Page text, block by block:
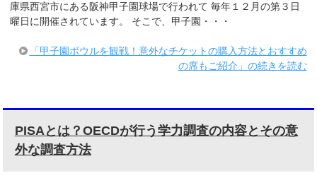
庫県西宮市にある阪神甲子園球場で行われて 毎年１２月の第３日
曜日に開催されています。 そこで、甲子園・・・
「甲子園ボウルを観戦！意外なチケットの購入方法とおすすめ
の席もご紹介」の続きを読む
PISAとは？OECDが行う学力調査の内容とその意
外な調査方法